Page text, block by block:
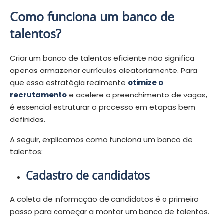
Como funciona um banco de
talentos?
Criar um banco de talentos eficiente não significa
apenas armazenar currículos aleatoriamente. Para
que essa estratégia realmente otimize o
recrutamentoe acelere o preenchimento de vagas,
é essencial estruturar o processo em etapas bem
definidas.
A seguir, explicamos como funciona um banco de
talentos:
Cadastro de candidatos
A coleta de informação de candidatos é o primeiro
passo para começar a montar um banco de talentos.